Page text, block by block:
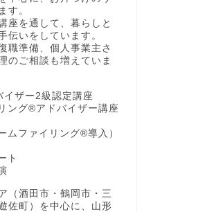
す。
座を通して、暮らしと
伝いをしています。
職準備、個人事業主さ
のご相談も増えていま
イザー2級認定講座
ング®アドバイザー講座
ムファイリング®導入）
ト
（酒田市・鶴岡市・三
佐町）を中心に、山形